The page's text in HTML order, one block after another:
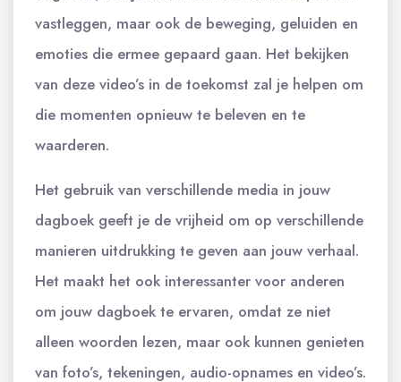
vastleggen, maar ook de beweging, geluiden en
emoties die ermee gepaard gaan. Het bekijken
van deze video’s in de toekomst zal je helpen om
die momenten opnieuw te beleven en te
waarderen.
Het gebruik van verschillende media in jouw
dagboek geeft je de vrijheid om op verschillende
manieren uitdrukking te geven aan jouw verhaal.
Het maakt het ook interessanter voor anderen
om jouw dagboek te ervaren, omdat ze niet
alleen woorden lezen, maar ook kunnen genieten
van foto’s, tekeningen, audio-opnames en video’s.